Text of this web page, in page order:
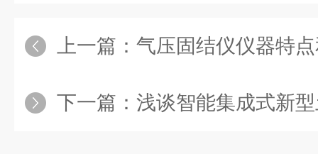
上一篇： 气压固结仪仪器特
下一篇： 浅谈智能集成式新